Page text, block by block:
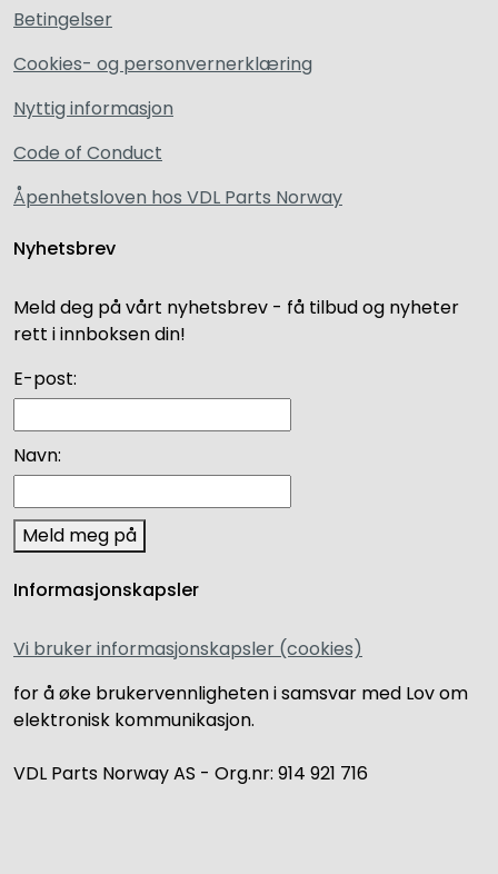
Betingelser
Cookies- og personvernerklæring
Nyttig informasjon
Code of Conduct
Åpenhetsloven hos VDL Parts Norway
Nyhetsbrev
Meld deg på vårt nyhetsbrev - få tilbud og nyheter
rett i innboksen din!
E-post:
Navn:
Meld meg på
Informasjonskapsler
Vi bruker informasjonskapsler (cookies)
for å øke brukervennligheten i samsvar med Lov om
elektronisk kommunikasjon.
VDL Parts Norway AS - Org.nr: 914 921 716